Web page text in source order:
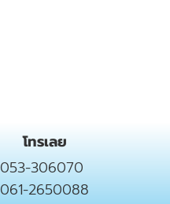
โทรเลย
053-306070
061-2650088